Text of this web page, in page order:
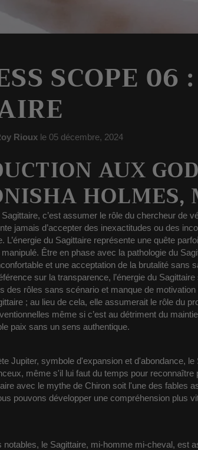
SCOPE 06 :
Rioux le 05 décembre, 2024
AUX
HOLMES,
Sagittaire, c’est assumer le rôle du chercheur de
jamais d’accepter des inexactitudes ou des
L’énergie du Sagittaire représente une quête
manipulé. Être en phase avec la pathologie du
et une acceptation de la brutalité
sur la transparence, l’énergie du
des rôles sans scénario et manque de motivation
; au lieu de cela, elle assumerait le rôle du
même si c’est au détriment du
paix sans un sens authentique.
Jupiter, symbole d'expansion et d'abondance,
même s'il lui faut du temps pour reconnaître
avec le mythe de Chiron soit l'une des fables
pouvons développer une compréhension plus
notables, le Sagittaire, mi-homme mi-cheval, est